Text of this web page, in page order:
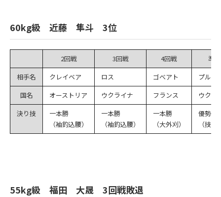
60kg級 近藤 隼斗 3位
2回戦 3回戦 4回戦
準
相手名
クレイベア ロス ゴべアト
プルデ
国名
オーストリア ウクライナ フランス
ウクラ
決り技
一本勝
（袖釣込腰）
一本勝
（袖釣込腰）
一本勝
（大外刈）
優勢負
（技
55kg級 福田 大晟 3回戦敗退